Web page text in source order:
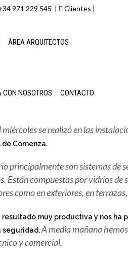
971 229 545 | Clientes |
ÁREA ARQUITECTOS
NOSOTROS CONTACTO
de formación de la
se realizó en las
Comenza.
principalmente son sistemas de
Están compuestas por vidrios de
como en exteriores, en
resultado muy productiva y nos
seguridad.A media mañana
y comercial.